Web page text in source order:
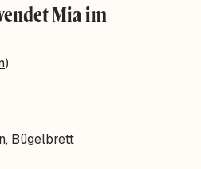
Mia im
)
Bügelbrett